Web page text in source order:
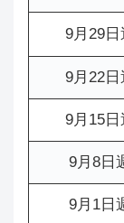
9月29日
9月22日
9月15日
9月8日
9月1日